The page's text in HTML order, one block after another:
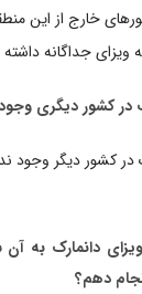
خارج از این
جداگانه داشته
در کشور دیگری
کشور دیگر وجود
دانمارک به
دهم؟